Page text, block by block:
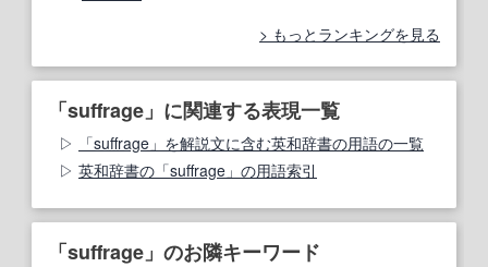
もっとランキングを見る
「suffrage」に関連する表現一覧
「suffrage」を解説文に含む英和辞書の用語の一覧
英和辞書の「suffrage」の用語索引
「suffrage」のお隣キーワード